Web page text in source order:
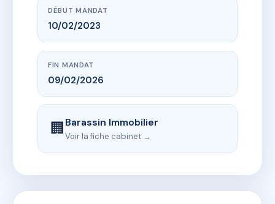
DÉBUT MANDAT
10/02/2023
FIN MANDAT
09/02/2026
🏢Barassin Immobilier
Voir la fiche cabinet →